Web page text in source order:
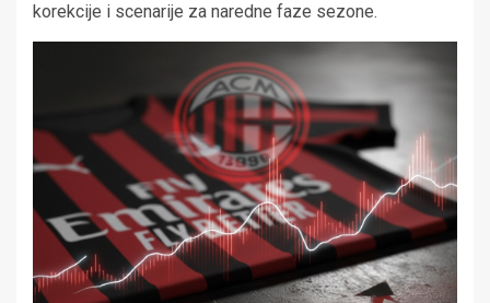
korekcije i scenarije za naredne faze sezone.